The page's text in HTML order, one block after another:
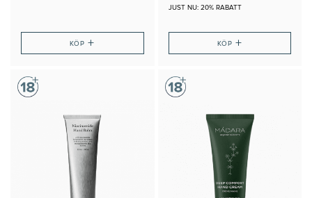
KÖP+
JUST NU: 20% RABATT
KÖP +